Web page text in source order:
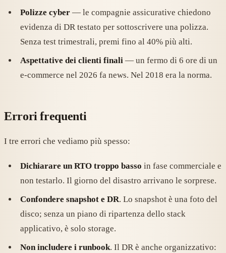
Polizze cyber — le compagnie assicurative chiedono
evidenza di DR testato per sottoscrivere una polizza.
Senza test trimestrali, premi fino al 40% più alti.
Aspettative dei clienti finali — un fermo di 6 ore di un
e-commerce nel 2026 fa news. Nel 2018 era la norma.
Errori frequenti
I tre errori che vediamo più spesso:
Dichiarare un RTO troppo basso in fase commerciale e
non testarlo. Il giorno del disastro arrivano le sorprese.
Confondere snapshot e DR. Lo snapshot è una foto del
disco; senza un piano di ripartenza dello stack
applicativo, è solo storage.
Non includere i runbook. Il DR è anche organizzativo: